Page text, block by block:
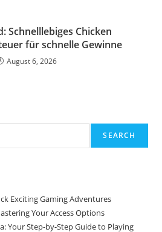
Schnelllebiges Chicken
für schnelle Gewinne
August 6, 2026
SEARCH
Exciting Gaming Adventures
Your Access Options
Your Step-by-Step Guide to Playing